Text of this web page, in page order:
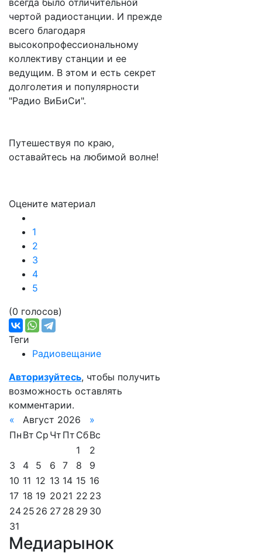
всегда было отличительной
чертой радиостанции. И прежде
всего благодаря
высокопрофессиональному
коллективу станции и ее
ведущим. В этом и есть секрет
долголетия и популярности
"Радио ВиБиСи".
Путешествуя по краю,
оставайтесь на любимой волне!
Оцените материал
1
2
3
4
5
(0 голосов)
Теги
Радиовещание
Авторизуйтесь, чтобы получить
возможность оставлять
комментарии.
«
Август 2026
»
Пн Вт Ср Чт Пт СбВс
1
2
3
4 5 6 7 8
9
10 11 12 13 14 15 16
17 18 19 20 21 22 23
24 25 26 27 28 29 30
31
Медиарынок